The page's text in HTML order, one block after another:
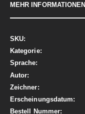
MEHR INFORMATIONEN
Mehr
Informationen